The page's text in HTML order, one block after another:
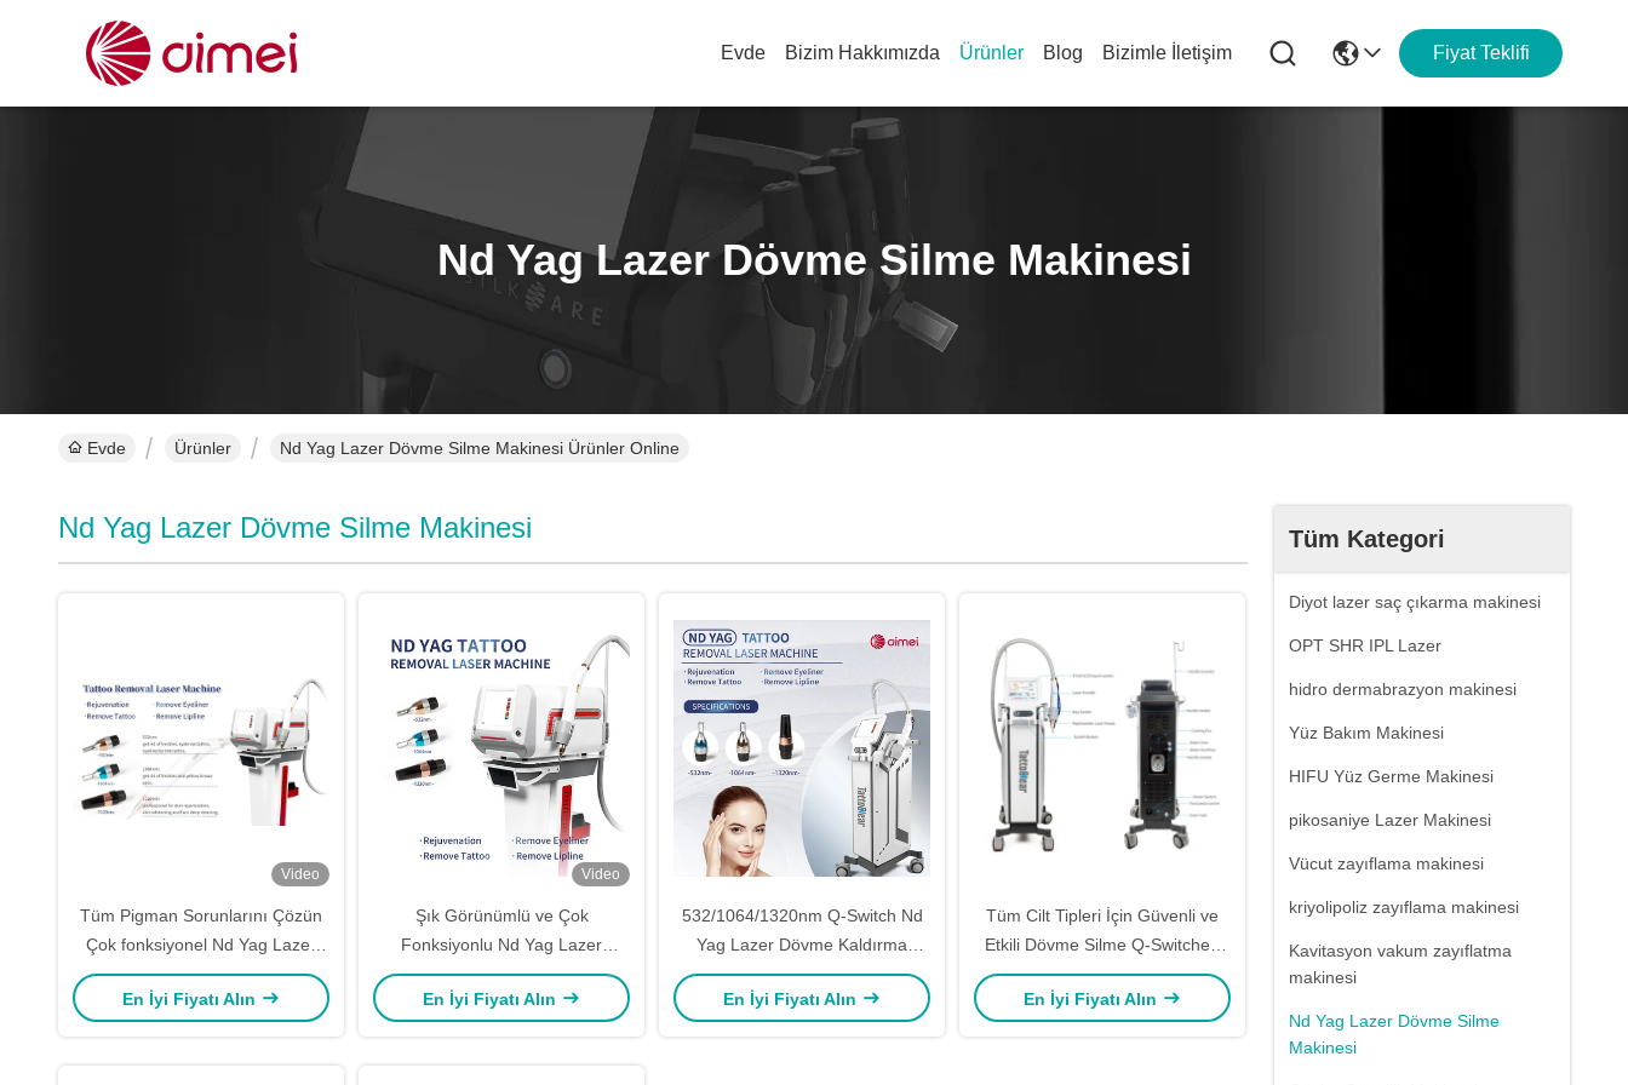
Evde Bizim Hakkımızda Ürünler Blog Bizimle İletişim Fiyat Teklifi
Nd Yag Lazer Dövme Silme Makinesi
Evde Ürünler Nd Yag Lazer Dövme Silme Makinesi Ürünler Online
Tüm Kategori
Diyot lazer saç çıkarma makinesi
OPT SHR IPL Lazer
hidro dermabrazyon makinesi
Yüz Bakım Makinesi
HIFU Yüz Germe Makinesi
pikosaniye Lazer Makinesi
Vücut zayıflama makinesi
kriyolipoliz zayıflama makinesi
Kavitasyon vakum zayıflatma
makinesi
Nd Yag Lazer Dövme Silme
Makinesi
Nd Yag Lazer Dövme Silme Makinesi
Video
Tüm Pigman Sorunlarını Çözün
Çok fonksiyonel Nd Yag Lazer
Dövme Çekme Makinesi
En İyi Fiyatı Alın
Video
Şık Görünümlü ve Çok
Fonksiyonlu Nd Yag Lazer
Dövme Silme Makinesi, Renkli
Dokunmatik Ekran ve Çoklu
En İyi Fiyatı Alın
532/1064/1320nm Q-Switch Nd
Yag Lazer Dövme Kaldırma
Makinesi Avustralya'da Pigmentli
Lezyonlar ve Çok Renkli
En İyi Fiyatı Alın
Tüm Cilt Tipleri İçin Güvenli ve
Etkili Dövme Silme Q-Switched
Nd Yag Lazer Dövme Silme
Makinesi
En İyi Fiyatı Alın